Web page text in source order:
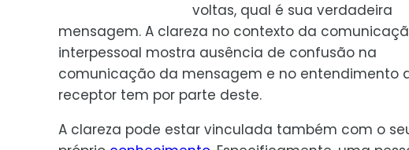
voltas, qual é sua verdadeira
mensagem. A clareza no contexto da
interpessoal mostra ausência de confusão na
comunicação da mensagem e no entendimento
receptor tem por parte deste.
A clareza pode estar vinculada também com o